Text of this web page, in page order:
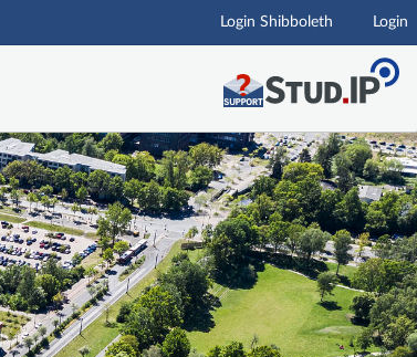
Login Shibboleth Login